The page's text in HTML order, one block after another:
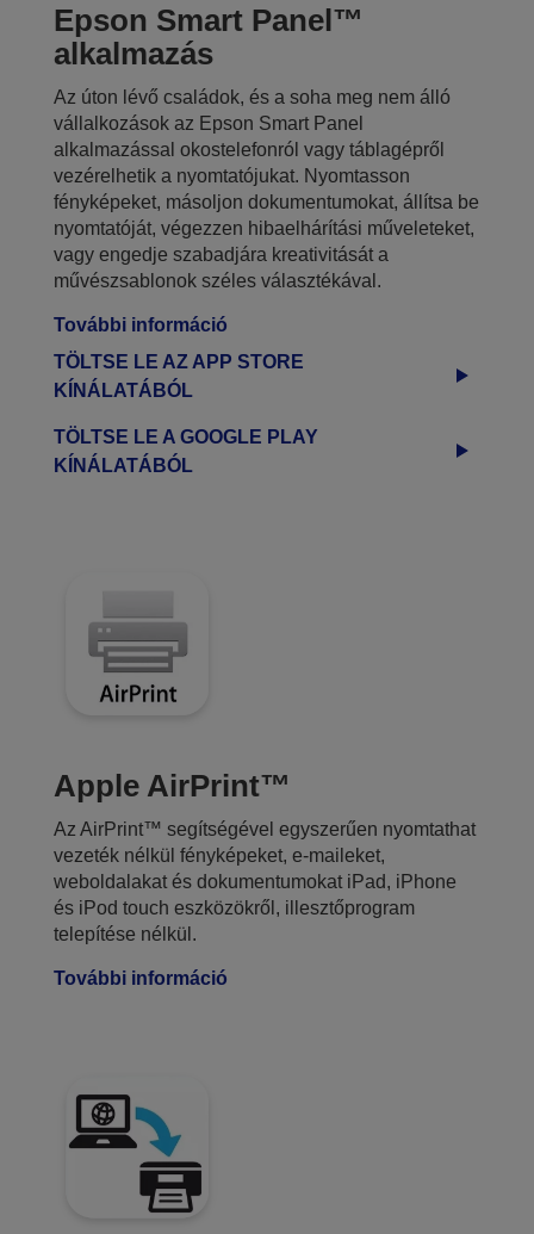
Epson Smart Panel™
alkalmazás
Az úton lévő családok, és a soha meg nem álló
vállalkozások az Epson Smart Panel
alkalmazással okostelefonról vagy táblagépről
vezérelhetik a nyomtatójukat. Nyomtasson
fényképeket, másoljon dokumentumokat, állítsa be
nyomtatóját, végezzen hibaelhárítási műveleteket,
vagy engedje szabadjára kreativitását a
művészsablonok széles választékával.
További információ
TÖLTSE LE AZ APP STORE
KÍNÁLATÁBÓL
TÖLTSE LE A GOOGLE PLAY
KÍNÁLATÁBÓL
Apple AirPrint™
Az AirPrint™ segítségével egyszerűen nyomtathat
vezeték nélkül fényképeket, e-maileket,
weboldalakat és dokumentumokat iPad, iPhone
és iPod touch eszközökről, illesztőprogram
telepítése nélkül.
További információ